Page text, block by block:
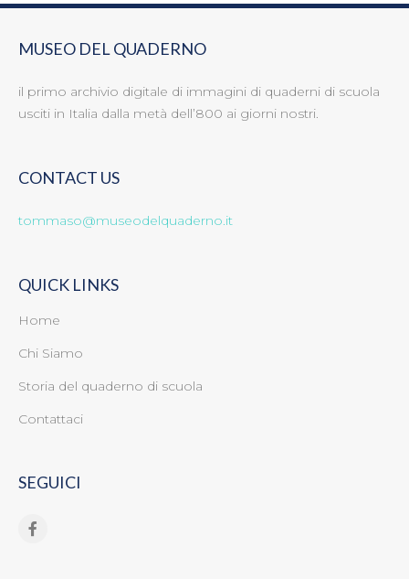
MUSEO DEL QUADERNO
il primo archivio digitale di immagini di quaderni di scuola
usciti in Italia dalla metà dell’800 ai giorni nostri.
CONTACT US
tommaso@museodelquaderno.it
QUICK LINKS
Home
Chi Siamo
Storia del quaderno di scuola
Contattaci
SEGUICI